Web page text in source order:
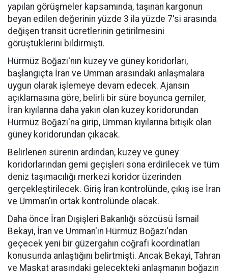
yapılan görüşmeler kapsamında, taşınan kargonun
beyan edilen değerinin yüzde 3 ila yüzde 7'si arasında
değişen transit ücretlerinin getirilmesini
görüştüklerini bildirmişti.
Hürmüz Boğazı'nın kuzey ve güney koridorları,
başlangıçta İran ve Umman arasındaki anlaşmalara
uygun olarak işlemeye devam edecek. Ajansın
açıklamasına göre, belirli bir süre boyunca gemiler,
İran kıyılarına daha yakın olan kuzey koridorundan
Hürmüz Boğazı'na girip, Umman kıyılarına bitişik olan
güney koridorundan çıkacak.
Belirlenen sürenin ardından, kuzey ve güney
koridorlarından gemi geçişleri sona erdirilecek ve tüm
deniz taşımacılığı merkezi koridor üzerinden
gerçekleştirilecek. Giriş İran kontrolünde, çıkış ise İran
ve Umman'ın ortak kontrolünde olacak.
Daha önce İran Dışişleri Bakanlığı sözcüsü İsmail
Bekayi, İran ve Umman'ın Hürmüz Boğazı'ndan
geçecek yeni bir güzergahın coğrafi koordinatları
konusunda anlaştığını belirtmişti. Ancak Bekayi, Tahran
ve Maskat arasındaki gelecekteki anlaşmanın boğazın